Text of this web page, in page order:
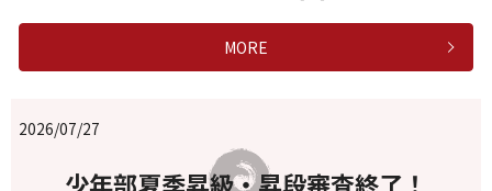
MORE
2026/07/27
少年部夏季昇級・昇段審査終了！